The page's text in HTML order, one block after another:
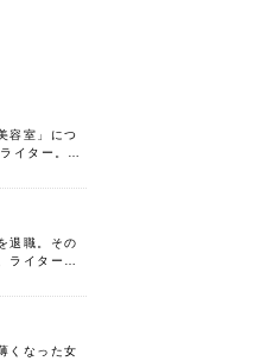
容室」につ
イター。楽
退職。その
ライターと
紹介しま
くなった女